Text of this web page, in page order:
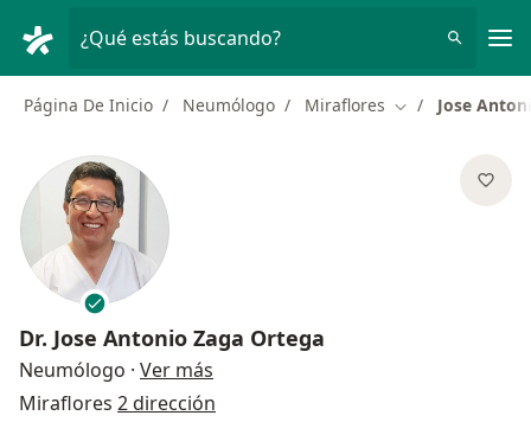
¿Qué estás buscando?
Página De Inicio Neumólogo Miraflores Cambiar de
Jose
Dr. Jose Antonio Zaga Ortega
Neumólogo · Ver más
Miraflores 2 dirección